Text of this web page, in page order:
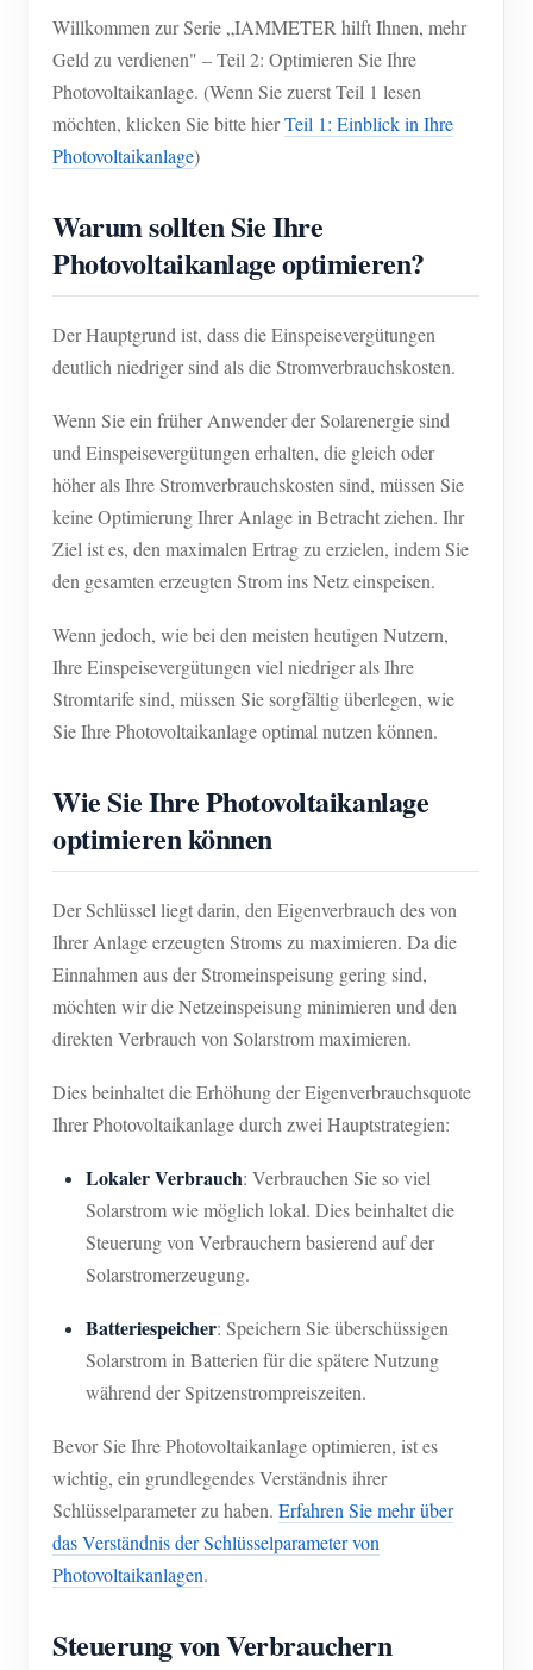
Nachrichten
Blog
IAMMETER Aktivitäten
Forum
App Store
Website erkunden
Über uns
Willkommen zur Serie „IAMMETER hilft Ihnen, mehr
Geld zu verdienen" – Teil 2: Optimieren Sie Ihre
Photovoltaikanlage. (Wenn Sie zuerst Teil 1 lesen
möchten, klicken Sie bitte hierTeil 1: Einblick in Ihre
Photovoltaikanlage)
Warum sollten Sie Ihre
Photovoltaikanlage optimieren?
Der Hauptgrund ist, dass die Einspeisevergütungen
deutlich niedriger sind als die Stromverbrauchskosten.
Wenn Sie ein früher Anwender der Solarenergie sind
und Einspeisevergütungen erhalten, die gleich oder
höher als Ihre Stromverbrauchskosten sind, müssen Sie
keine Optimierung Ihrer Anlage in Betracht ziehen. Ihr
Ziel ist es, den maximalen Ertrag zu erzielen, indem Sie
den gesamten erzeugten Strom ins Netz einspeisen.
Wenn jedoch, wie bei den meisten heutigen Nutzern,
Ihre Einspeisevergütungen viel niedriger als Ihre
Stromtarife sind, müssen Sie sorgfältig überlegen, wie
Sie Ihre Photovoltaikanlage optimal nutzen können.
Wie Sie Ihre Photovoltaikanlage
optimieren können
Der Schlüssel liegt darin, den Eigenverbrauch des von
Ihrer Anlage erzeugten Stroms zu maximieren. Da die
Einnahmen aus der Stromeinspeisung gering sind,
möchten wir die Netzeinspeisung minimieren und den
direkten Verbrauch von Solarstrom maximieren.
Dies beinhaltet die Erhöhung der Eigenverbrauchsquote
Ihrer Photovoltaikanlage durch zwei Hauptstrategien:
Lokaler Verbrauch: Verbrauchen Sie so viel
Solarstrom wie möglich lokal. Dies beinhaltet die
Steuerung von Verbrauchern basierend auf der
Solarstromerzeugung.
Batteriespeicher: Speichern Sie überschüssigen
Solarstrom in Batterien für die spätere Nutzung
während der Spitzenstrompreiszeiten.
Bevor Sie Ihre Photovoltaikanlage optimieren, ist es
wichtig, ein grundlegendes Verständnis ihrer
Schlüsselparameter zu haben. Erfahren Sie mehr über
das Verständnis der Schlüsselparameter von
Photovoltaikanlagen.
Steuerung von Verbrauchern